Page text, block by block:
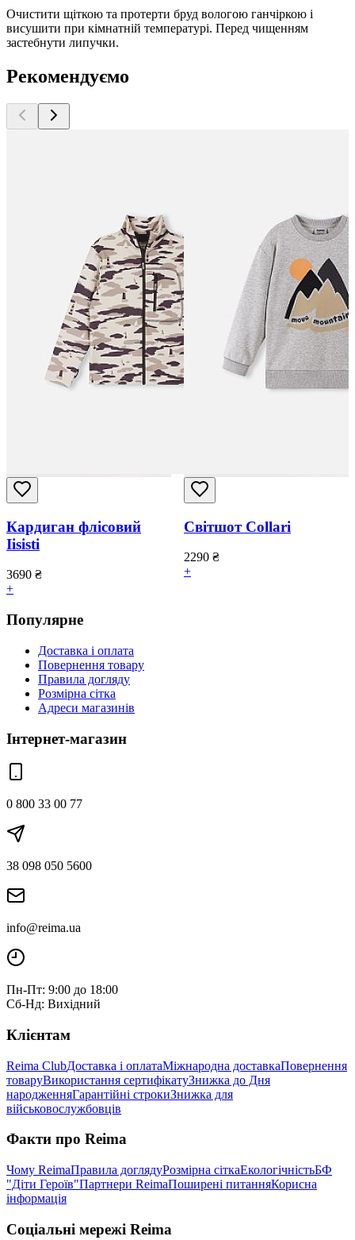
Очистити щіткою та протерти бруд вологою ганчіркою і
висушити при кімнатній температурі. Перед чищенням
застебнути липучки.
Рекомендуємо
Кардиган флісовий
Iisisti
3690 ₴
+
Світшот Collari
2290 ₴
+
Популярне
Доставка і оплата
Повернення товару
Правила догляду
Розмірна сітка
Адреси магазинів
Інтернет-магазин
0 800 33 00 77
38 098 050 5600
info@reima.ua
Пн-Пт: 9:00 до 18:00
Сб-Нд: Вихідний
Клієнтам
Reima ClubДоставка і оплатаМіжнародна доставкаПовернення
товаруВикористання сертифікатуЗнижка до Дня
народженняГарантійні строкиЗнижка для
військовослужбовців
Факти про Reima
Чому ReimaПравила доглядуРозмірна сіткаЕкологічністьБФ
"Діти Героїв"Партнери ReimaПоширені питанняКорисна
інформація
Соціальні мережі Reima